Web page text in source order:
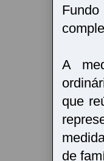
A
que
de